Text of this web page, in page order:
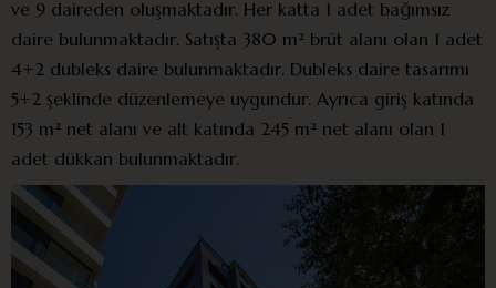
ve 9 daireden oluşmaktadır. Her katta 1 adet bağımsız
daire bulunmaktadır. Satışta 380 m² brüt alanı olan 1 adet
4+2 dubleks daire bulunmaktadır. Dubleks daire tasarımı
5+2 şeklinde düzenlemeye uygundur. Ayrıca giriş katında
153 m² net alanı ve alt katında 245 m² net alanı olan 1
adet dükkan bulunmaktadır.